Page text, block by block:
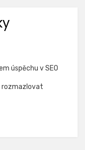
úspěchu v SEO
rozmazlovat